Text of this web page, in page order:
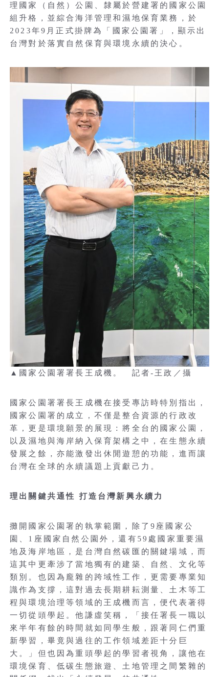
理國家（自然）公園、隸屬於營建署的國家公園
組升格，並綜合海洋管理和濕地保育業務，於
2023年9月正式掛牌為「國家公園署」，顯示出
台灣對於落實自然保育與環境永續的決心。
▲國家公園署署長王成機。 記者-王政／攝
國家公園署署長王成機在接受專訪時特別指出，
國家公園署的成立，不僅是整合資源的行政改
革，更是環境願景的展現：將全台的國家公園，
以及濕地與海岸納入保育架構之中，在生態永續
發展之餘，亦能激發出休閒遊憩的功能，進而讓
台灣在全球的永續議題上貢獻己力。
理出關鍵共通性 打造台灣新興永續力
攤開國家公園署的執掌範圍，除了9座國家公
園、1座國家自然公園外，還有59處國家重要濕
地及海岸地區，是台灣自然碳匯的關鍵場域，而
這其中更牽涉了當地獨有的建築、自然、文化等
類別。也因為龐雜的跨域性工作，更需要專業知
識作為支撐，這對過去長期耕耘測量、土木等工
程與環境治理等領域的王成機而言，便代表著得
一切從頭學起。他謙虛笑稱，「接任署長一職以
來半年有餘的時間就如同學生般，跟著同仁們重
新學習，畢竟與過往的工作領域差距十分巨
大。」但也因為重頭學起的學習者視角，讓他在
環境保育、低碳生態旅遊、土地管理之間繁雜的